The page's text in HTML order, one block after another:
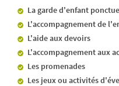
La garde d'enfant
L'accompagnement de
L'aide aux devoirs
L'accompagnement aux
Les promenades
Les jeux ou activités